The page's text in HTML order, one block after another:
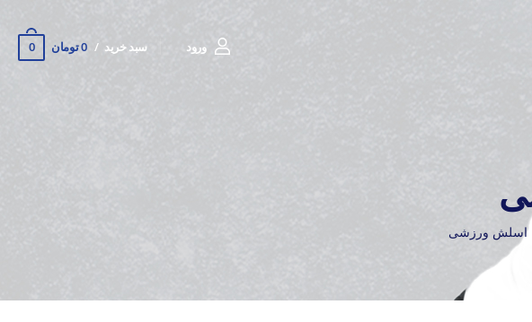
ورود سبد خرید 0 تومان 0
اسلش ورزشی